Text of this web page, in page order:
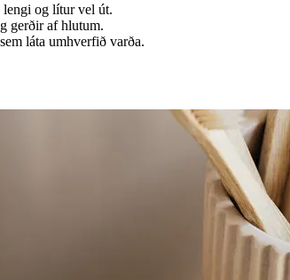
og lítur vel út.
gerðir af hlutum.
láta umhverfið varða.